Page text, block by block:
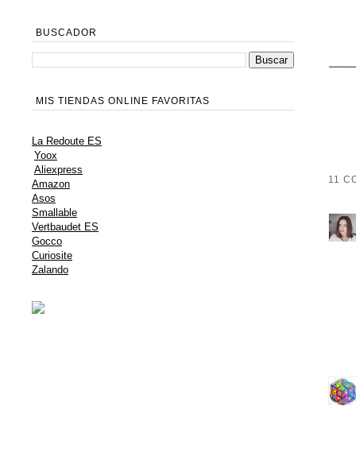
11
BUSCADOR
MIS TIENDAS ONLINE FAVORITAS
La Redoute ES
Yoox
Aliexpress
Amazon
Asos
Smallable
Vertbaudet ES
Gocco
Curiosite
Zalando